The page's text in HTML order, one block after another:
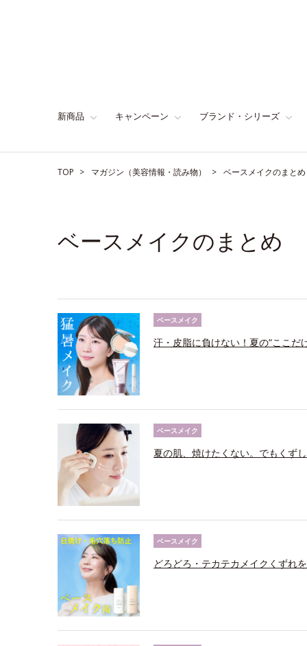
新商品 キャンペーン ブランド・シリーズ
TOP マガジン（美容情報・読み物） ベースメイクのまとめ
ベースメイクのまとめ
ベースメイク
汗・皮脂に負けない！夏の“ここだ
ベースメイク
夏の肌、焼けたくない。でもくず
ベースメイク
どろどろ・テカテカメイクくずれ